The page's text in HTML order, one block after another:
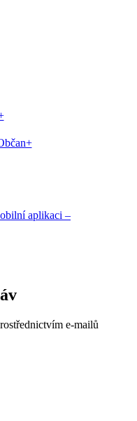
aplikaci –
e-mailů